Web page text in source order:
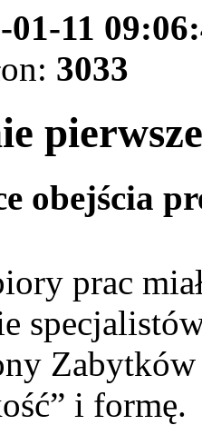
01-11
3033
obejścia
prac
i formę.